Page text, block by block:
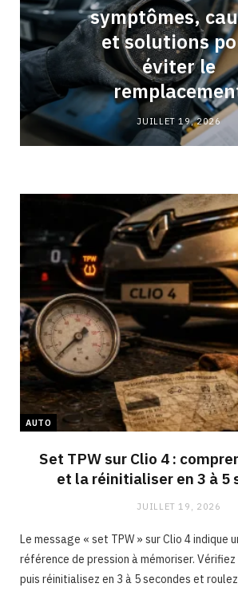
symptômes,
et solutions
éviter le
JUILLET 19, 2026
AUTO
Set TPW sur Clio 4 :
et la réinitialiser en 3 à 5
JUILLET 19, 2026
Le message « set TPW » sur Clio 4 indique
référence de pression à mémoriser. Vérifiez
puis réinitialisez en 3 à 5 secondes et